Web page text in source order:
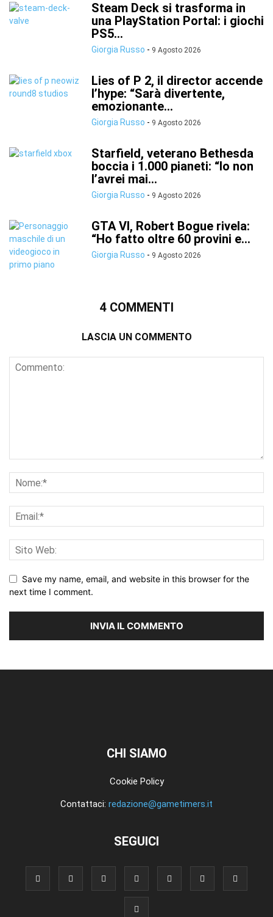
Steam Deck si trasforma in
una PlayStation Portal: i giochi
PS5...
Giorgia Russo - 9 Agosto 2026
Lies of P 2, il director accende
l’hype: “Sarà divertente,
emozionante...
Giorgia Russo - 9 Agosto 2026
Starfield, veterano Bethesda
boccia i 1.000 pianeti: “Io non
l’avrei mai...
Giorgia Russo - 9 Agosto 2026
GTA VI, Robert Bogue rivela:
“Ho fatto oltre 60 provini e...
Giorgia Russo - 9 Agosto 2026
4 COMMENTI
LASCIA UN COMMENTO
Save my name, email, and website in this browser for the
next time I comment.
CHI SIAMO
Cookie Policy
Contattaci: redazione@gametimers.it
SEGUICI